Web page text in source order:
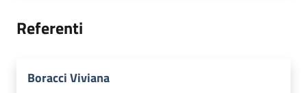
Referenti
Boracci Viviana